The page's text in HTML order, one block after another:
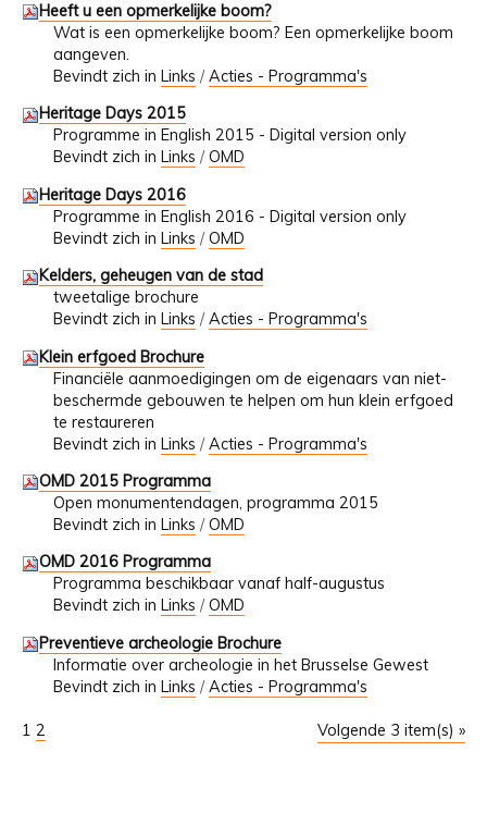
Heeft u een opmerkelijke boom?
Wat is een opmerkelijke boom? Een opmerkelijke boom
aangeven.
Bevindt zich in Links /Acties - Programma's
Heritage Days 2015
Programme in English 2015 - Digital version only
Bevindt zich in Links /OMD
Heritage Days 2016
Programme in English 2016 - Digital version only
Bevindt zich in Links /OMD
Kelders, geheugen van de stad
tweetalige brochure
Bevindt zich in Links /Acties - Programma's
Klein erfgoed Brochure
Financiële aanmoedigingen om de eigenaars van niet-
beschermde gebouwen te helpen om hun klein erfgoed
te restaureren
Bevindt zich in Links /Acties - Programma's
OMD 2015 Programma
Open monumentendagen, programma 2015
Bevindt zich in Links /OMD
OMD 2016 Programma
Programma beschikbaar vanaf half-augustus
Bevindt zich in Links /OMD
Preventieve archeologie Brochure
Informatie over archeologie in het Brusselse Gewest
Bevindt zich in Links /Acties - Programma's
Volgende 3 item(s) »
1 2